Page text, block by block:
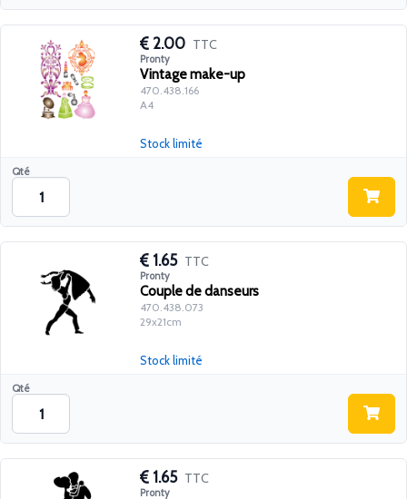
2.00 TTC
Pronty
Vintage make-up
470.438.166
A4
Qté
Stock limité
1.65 TTC
Pronty
Couple de danseurs
470.438.073
29x21cm
Qté
Stock limité
1.65 TTC
Pronty